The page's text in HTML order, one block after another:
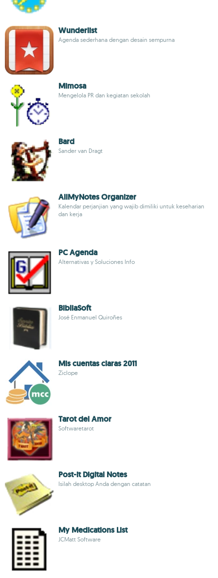
Wunderlist
Agenda sederhana dengan desain sempurna
Mimosa
Mengelola PR dan kegiatan sekolah
Bard
Sander van Dragt
AllMyNotes Organizer
Kalendar perjanjian yang wajib dimiliki untuk keseharian
dan kerja
PC Agenda
Alternativas y Soluciones Info
BibliaSoft
José Enmanuel Quiroñes
Mis cuentas claras 2011
Ziclope
Tarot del Amor
Softwaretarot
Post-it Digital Notes
Isilah desktop Anda dengan catatan
My Medications List
JCMatt Software